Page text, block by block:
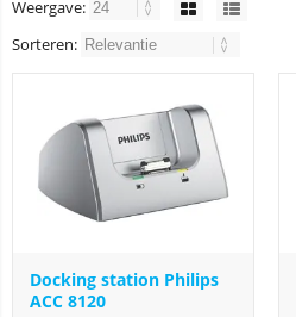
Weergave:
Sorteren:
Docking station Philips
ACC 8120